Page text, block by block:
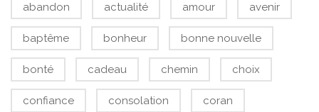
abandon actualité amour avenir
baptême bonheur bonne nouvelle
bonté cadeau chemin choix
confiance consolation coran